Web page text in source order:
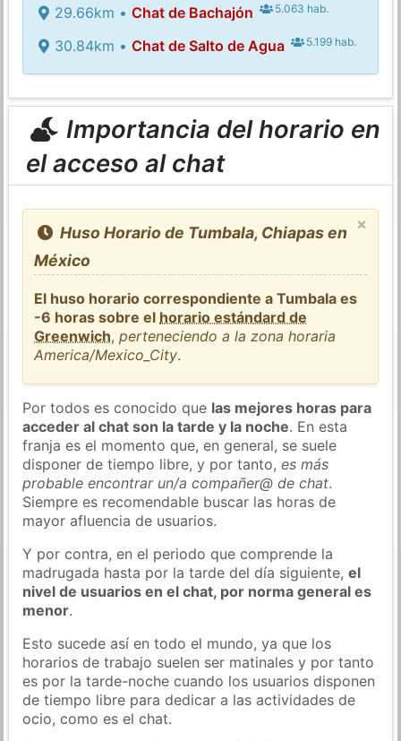
29.66km • Chat de Bachajón 5.063 hab.
30.84km • Chat de Salto de Agua 5.199 hab.
Importancia del horario en
el acceso al chat
×
Huso Horario de Tumbala, Chiapas en
México
El huso horario correspondiente a Tumbala es
-6 horas sobre el horario estándard de
Greenwich,perteneciendo a la zona horaria
America/Mexico_City.
Por todos es conocido que las mejores horas para
acceder al chat son la tarde y la noche. En esta
franja es el momento que, en general, se suele
disponer de tiempo libre, y por tanto,es más
probable encontrar un/a compañer@ de chat.
Siempre es recomendable buscar las horas de
mayor afluencia de usuarios.
Y por contra, en el periodo que comprende la
madrugada hasta por la tarde del día siguiente,el
nivel de usuarios en el chat, por norma general es
menor.
Esto sucede así en todo el mundo, ya que los
horarios de trabajo suelen ser matinales y por tanto
es por la tarde-noche cuando los usuarios disponen
de tiempo libre para dedicar a las actividades de
ocio, como es el chat.